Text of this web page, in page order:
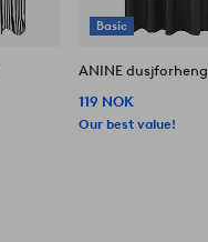
Basic
ANINE dusjforheng
119 NOK
Our best value!